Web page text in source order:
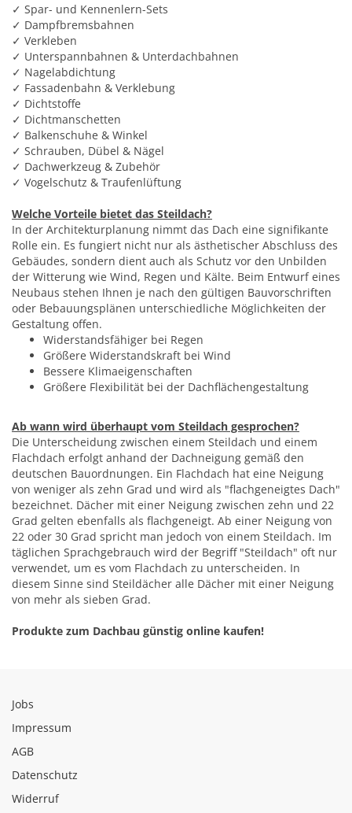
✓ Spar- und Kennenlern-Sets
✓ Dampfbremsbahnen
✓ Verkleben
✓ Unterspannbahnen & Unterdachbahnen
✓ Nagelabdichtung
✓ Fassadenbahn & Verklebung
✓ Dichtstoffe
✓ Dichtmanschetten
✓ Balkenschuhe & Winkel
✓ Schrauben, Dübel & Nägel
✓ Dachwerkzeug & Zubehör
✓ Vogelschutz & Traufenlüftung
Welche Vorteile bietet das Steildach?
In der Architekturplanung nimmt das Dach eine signifikante
Rolle ein. Es fungiert nicht nur als ästhetischer Abschluss des
Gebäudes, sondern dient auch als Schutz vor den Unbilden
der Witterung wie Wind, Regen und Kälte. Beim Entwurf eines
Neubaus stehen Ihnen je nach den gültigen Bauvorschriften
oder Bebauungsplänen unterschiedliche Möglichkeiten der
Gestaltung offen.
Widerstandsfähiger bei Regen
Größere Widerstandskraft bei Wind
Bessere Klimaeigenschaften
Größere Flexibilität bei der Dachflächengestaltung
Ab wann wird überhaupt vom Steildach gesprochen?
Die Unterscheidung zwischen einem Steildach und einem
Flachdach erfolgt anhand der Dachneigung gemäß den
deutschen Bauordnungen. Ein Flachdach hat eine Neigung
von weniger als zehn Grad und wird als "flachgeneigtes Dach"
bezeichnet. Dächer mit einer Neigung zwischen zehn und 22
Grad gelten ebenfalls als flachgeneigt. Ab einer Neigung von
22 oder 30 Grad spricht man jedoch von einem Steildach. Im
täglichen Sprachgebrauch wird der Begriff "Steildach" oft nur
verwendet, um es vom Flachdach zu unterscheiden. In
diesem Sinne sind Steildächer alle Dächer mit einer Neigung
von mehr als sieben Grad.
Produkte zum Dachbau günstig online kaufen!
Jobs
Impressum
AGB
Datenschutz
Widerruf